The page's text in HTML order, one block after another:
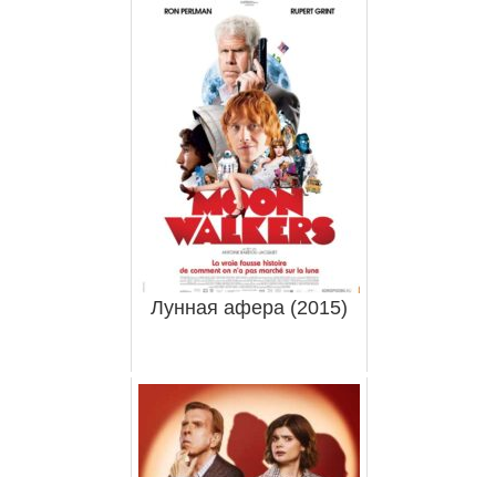
Лунная афера (2015)